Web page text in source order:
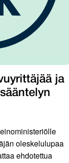
ja
oleskelulupaa
ehdotettua